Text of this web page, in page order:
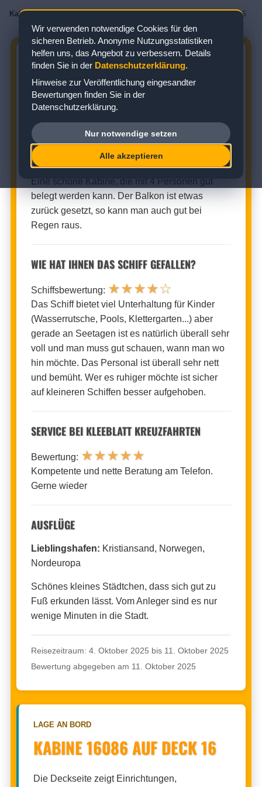
Kabinenbewertungen Kabine 16086
AIDANOVA KABINE 16086:
BEWERTUNG ZUR BALKONKABINE
Zielgebiet: Nordeuropa
BALKONKABINE (KABINENNUMMER: 16086)
Kabinenbewertung:★★★★☆
Eine schöne Kabine, die mit 4 Personen gut
belegt werden kann. Der Balkon ist etwas
zurück gesetzt, so kann man auch gut bei
Regen raus.
WIE HAT IHNEN DAS SCHIFF GEFALLEN?
Schiffsbewertung: ★★★★☆
Das Schiff bietet viel Unterhaltung für Kinder
(Wasserrutsche, Pools, Klettergarten...) aber
gerade an Seetagen ist es natürlich überall sehr
voll und man muss gut schauen, wann man wo
hin möchte. Das Personal ist überall sehr nett
und bemüht. Wer es ruhiger möchte ist sicher
auf kleineren Schiffen besser aufgehoben.
SERVICE BEI KLEEBLATT KREUZFAHRTEN
Bewertung: ★★★★★
Kompetente und nette Beratung am Telefon.
Gerne wieder
AUSFLÜGE
Lieblingshafen: Kristiansand, Norwegen,
Nordeuropa
Schönes kleines Städtchen, dass sich gut zu
Fuß erkunden lässt. Vom Anleger sind es nur
wenige Minuten in die Stadt.
Reisezeitraum: 4. Oktober 2025 bis 11. Oktober 2025
Bewertung abgegeben am 11. Oktober 2025
LAGE AN BORD
KABINE 16086 AUF DECK 16
Die Deckseite zeigt Einrichtungen,
Wir verwenden notwendige Cookies für den
sicheren Betrieb. Anonyme Nutzungsstatistiken
helfen uns, das Angebot zu verbessern. Details
finden Sie in der Datenschutzerklärung.
Hinweise zur Veröffentlichung eingesandter
Bewertungen finden Sie in der
Datenschutzerklärung.
Nur notwendige setzen
Alle akzeptieren